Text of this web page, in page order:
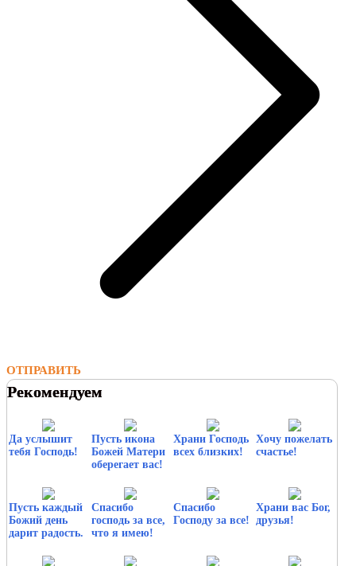
ОТПРАВИТЬ
Рекомендуем
Да услышит
тебя Господь!
Пусть икона
Божей Матери
оберегает вас!
Храни Господь
всех близких!
Хочу пожелать
счастье!
Пусть каждый
Божий день
дарит радость.
Спасибо
господь за все,
что я имею!
Спасибо
Господу за все!
Храни вас Бог,
друзья!